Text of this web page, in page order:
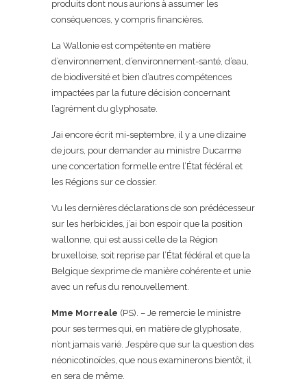
produits dont nous aurions à assumer les
conséquences, y compris financières.
La Wallonie est compétente en matière
d’environnement, d’environnement-santé, d’eau,
de biodiversité et bien d’autres compétences
impactées par la future décision concernant
l’agrément du glyphosate.
J’ai encore écrit mi-septembre, il y a une dizaine
de jours, pour demander au ministre Ducarme
une concertation formelle entre l’État fédéral et
les Régions sur ce dossier.
Vu les dernières déclarations de son prédécesseur
sur les herbicides, j’ai bon espoir que la position
wallonne, qui est aussi celle de la Région
bruxelloise, soit reprise par l’État fédéral et que la
Belgique s’exprime de manière cohérente et unie
avec un refus du renouvellement.
Mme Morreale (PS). – Je remercie le ministre
pour ses termes qui, en matière de glyphosate,
n’ont jamais varié. J’espère que sur la question des
néonicotinoïdes, que nous examinerons bientôt, il
en sera de même.